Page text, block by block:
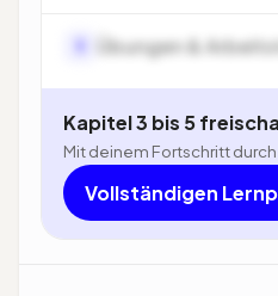
Übungen &
Kapitel 3 bis 5
Mit deinem Fortschritt
Vollständigen